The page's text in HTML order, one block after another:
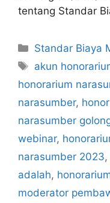
tentang Standar
Categories
Standar Biaya
Tags
akun
honorarium
narasumber,
narasumber
webinar,
narasumber 2023,
adalah,
moderator